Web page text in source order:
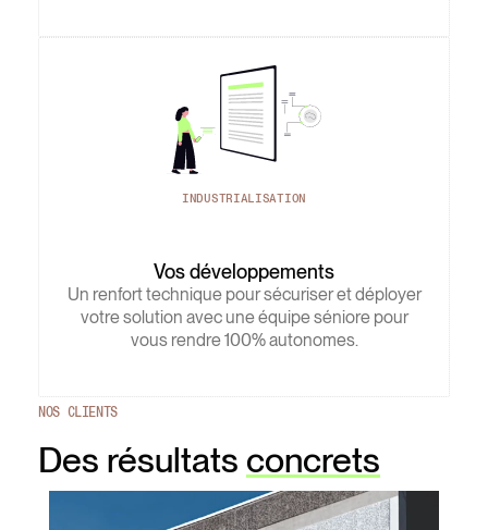
INDUSTRIALISATION
Vos développements
Un renfort technique pour sécuriser et déployer
votre solution avec une équipe séniore pour
vous rendre 100% autonomes.
NOS CLIENTS
Des résultats concrets